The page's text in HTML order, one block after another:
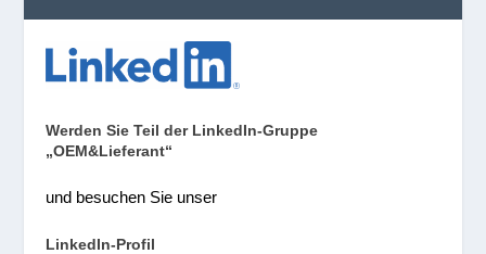
Werden Sie Teil der LinkedIn-Gruppe
„OEM&Lieferant“
und besuchen Sie unser
LinkedIn-Profil